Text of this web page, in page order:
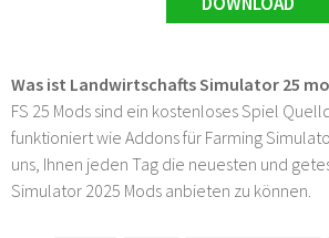
Was ist Landwirtschafts Simulator 25
FS 25 Mods sind ein kostenloses Spiel
funktioniert wie Addons für Farming
uns, Ihnen jeden Tag die neuesten und
Simulator 2025 Mods anbieten zu können.